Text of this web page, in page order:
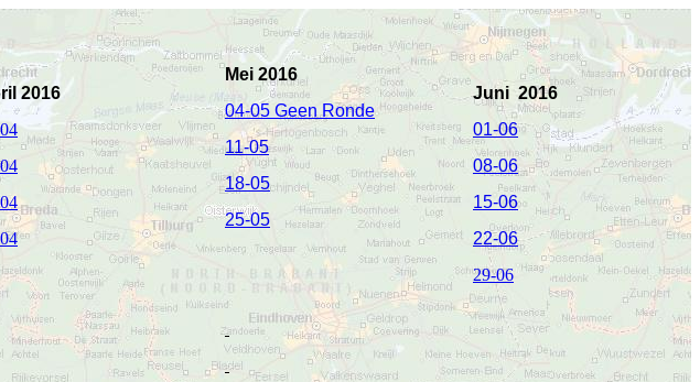
2016
Mei 2016
04-05 Geen Ronde
11-05
18-05
25-05
Juni 2016
01-06
08-06
15-06
22-06
29-06